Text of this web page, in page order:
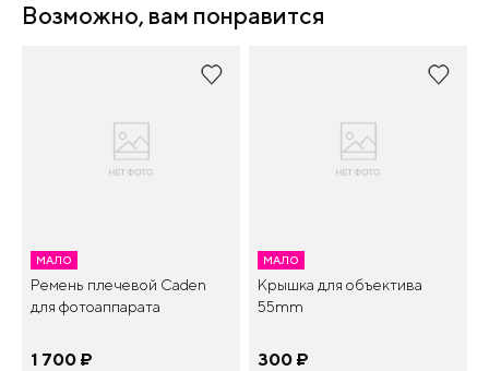
Возможно, вам понравится
МАЛО
Ремень плечевой Caden
для фотоаппарата
1 700 ¤
МАЛО
Крышка для объектива
55mm
300 ¤